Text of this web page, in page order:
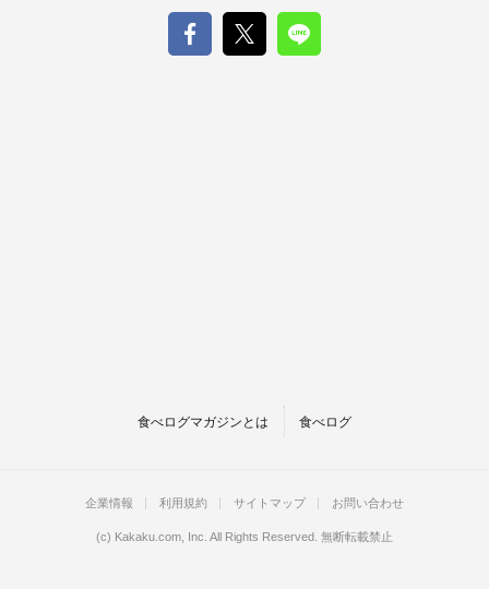
食べログマガジンとは 食べログ
企業情報 利用規約 サイトマップ お問い合わせ
(c) Kakaku.com, Inc. All Rights Reserved. 無断転載禁止